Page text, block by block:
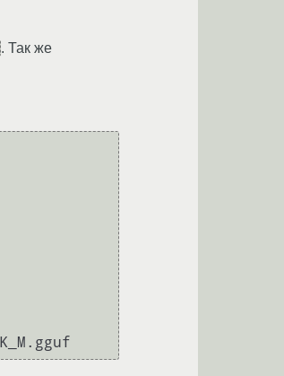
. Так же